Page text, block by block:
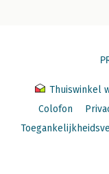
Thuiswinkel
Colofon